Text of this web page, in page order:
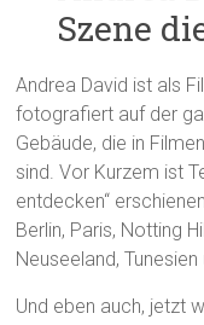
Szene
Andrea David ist als
fotografiert auf der
Gebäude, die in
sind. Vor Kurzem ist
entdecken“
Berlin, Paris, Notting
Neuseeland,
Und eben auch, jetzt